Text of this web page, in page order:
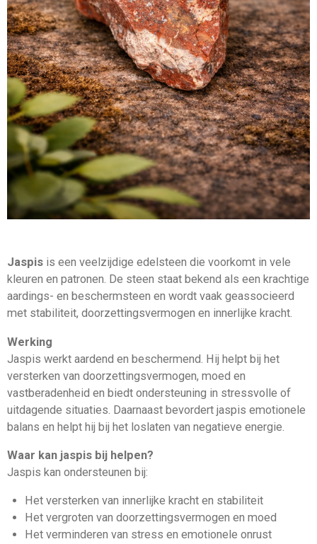
Jaspis is een veelzijdige edelsteen die voorkomt in vele
kleuren en patronen. De steen staat bekend als een krachtige
aardings- en beschermsteen en wordt vaak geassocieerd
met stabiliteit, doorzettingsvermogen en innerlijke kracht.
Werking
Jaspis werkt aardend en beschermend. Hij helpt bij het
versterken van doorzettingsvermogen, moed en
vastberadenheid en biedt ondersteuning in stressvolle of
uitdagende situaties. Daarnaast bevordert jaspis emotionele
balans en helpt hij bij het loslaten van negatieve energie.
Waar kan jaspis bij helpen?
Jaspis kan ondersteunen bij:
Het versterken van innerlijke kracht en stabiliteit
Het vergroten van doorzettingsvermogen en moed
Het verminderen van stress en emotionele onrust